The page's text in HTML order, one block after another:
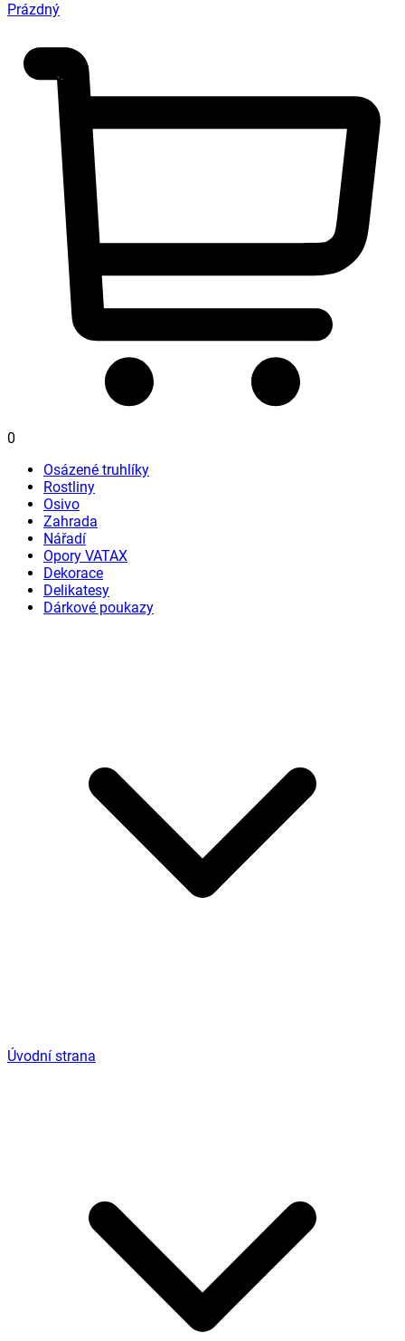
Prázdný
0
Osázené truhlíky
Rostliny
Osivo
Zahrada
Nářadí
Opory VATAX
Dekorace
Delikatesy
Dárkové poukazy
Úvodní strana